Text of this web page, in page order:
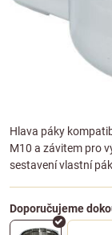
Hlava páky
M10 a závitem pro
sestavení vlastní